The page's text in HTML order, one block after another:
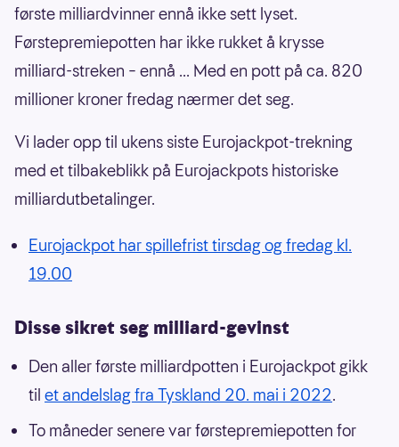
første milliardvinner ennå ikke sett lyset.
Førstepremiepotten har ikke rukket å krysse
milliard-streken – ennå ... Med en pott på ca. 820
millioner kroner fredag nærmer det seg.
Vi lader opp til ukens siste Eurojackpot-trekning
med et tilbakeblikk på Eurojackpots historiske
milliardutbetalinger.
Eurojackpot har spillefrist tirsdag og fredag kl.
19.00
Disse sikret seg milliard-gevinst
Den aller første milliardpotten i Eurojackpot gikk
til et andelslag fra Tyskland 20. mai i 2022.
To måneder senere var førstepremiepotten for